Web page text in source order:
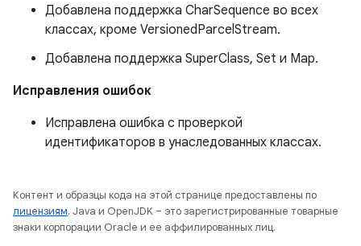
Добавлена ​​поддержка CharSequence во всех
классах, кроме VersionedParcelStream.
Добавлена ​​поддержка SuperClass, Set и Map.
Исправления ошибок
Исправлена ​​ошибка с проверкой
идентификаторов в унаследованных классах.
Контент и образцы кода на этой странице предоставлены по
лицензиям. Java и OpenJDK – это зарегистрированные товарные
знаки корпорации Oracle и ее аффилированных лиц.